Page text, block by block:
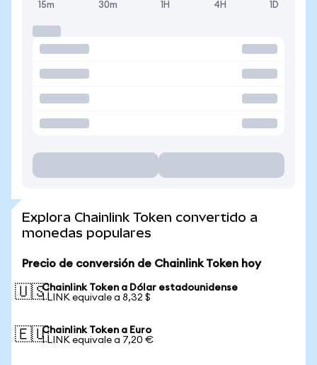
15m 30m 1H 4H 1D
Explora Chainlink Token convertido a
monedas populares
Precio de conversión de Chainlink Token hoy
🇺🇸Chainlink Token a Dólar estadounidense
1 LINK equivale a 8,32 $
🇪🇺Chainlink Token a Euro
1 LINK equivale a 7,20 €